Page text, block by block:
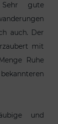
Sehr gute
auch. Der
mit
Ruhe
und